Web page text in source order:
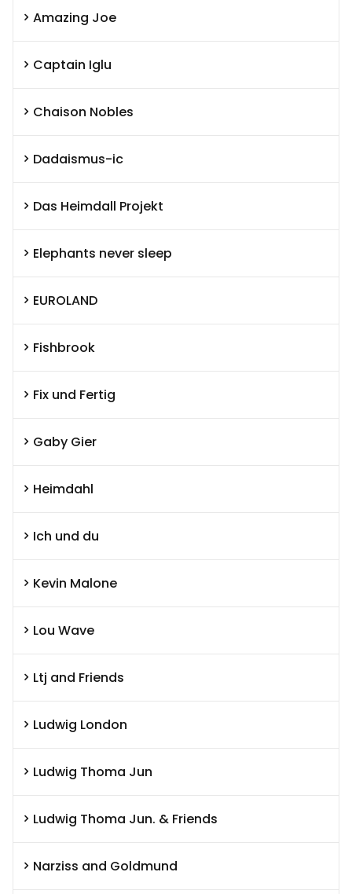
Amazing Joe
Captain Iglu
Chaison Nobles
Dadaismus-ic
Das Heimdall Projekt
Elephants never sleep
EUROLAND
Fishbrook
Fix und Fertig
Gaby Gier
Heimdahl
Ich und du
Kevin Malone
Lou Wave
Ltj and Friends
Ludwig London
Ludwig Thoma Jun
Ludwig Thoma Jun. & Friends
Narziss and Goldmund